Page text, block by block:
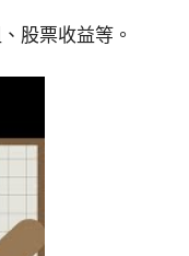
股票收益等。